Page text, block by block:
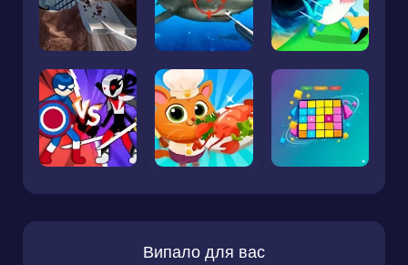
Випало для вас